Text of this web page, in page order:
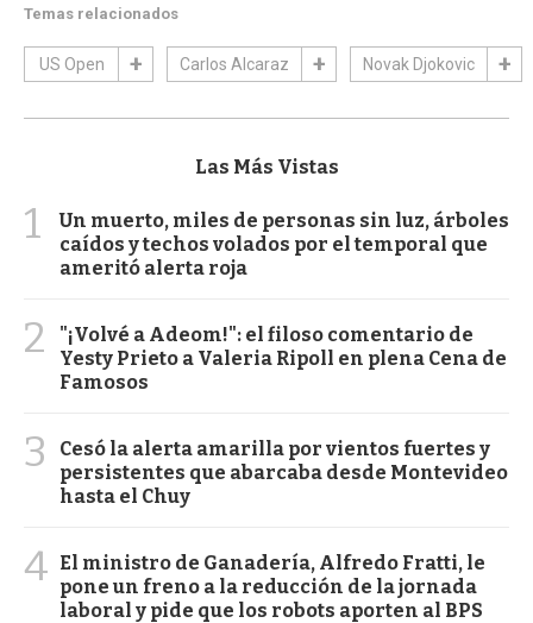
Temas relacionados
US Open Carlos Alcaraz Novak Djokovic
Las Más Vistas
1
Un muerto, miles de personas sin luz, árboles
caídos y techos volados por el temporal que
ameritó alerta roja
2
"¡Volvé a Adeom!": el filoso comentario de
Yesty Prieto a Valeria Ripoll en plena Cena de
Famosos
3
Cesó la alerta amarilla por vientos fuertes y
persistentes que abarcaba desde Montevideo
hasta el Chuy
4 El ministro de Ganadería, Alfredo Fratti, le
pone un freno a la reducción de la jornada
laboral y pide que los robots aporten al BPS